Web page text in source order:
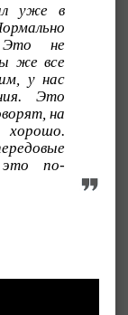
уже в
не
же все
у нас
Это
на
это по-